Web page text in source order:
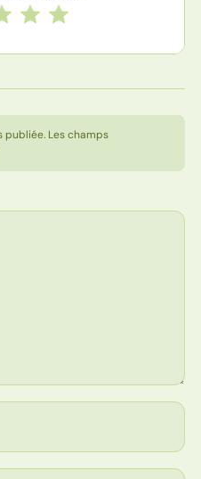
recette de 1 à 5 étoiles
5 étoiles
4 étoiles
3 étoiles
Les champs